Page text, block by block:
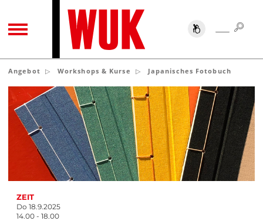
TOGGLE NAVIGATION SUCHE
Angebot Workshops & Kurse Japanisches Fotobuch
ZEIT
Do 18.9.2025
14.00 - 18.00